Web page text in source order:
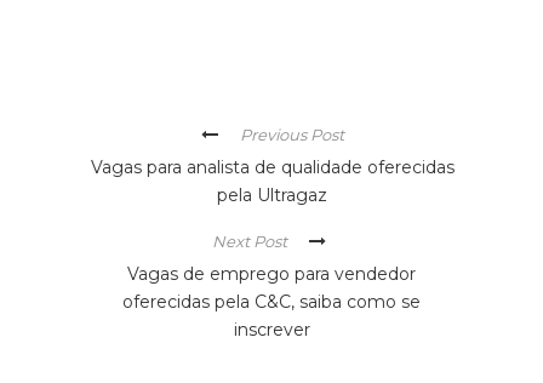
Previous Post
Vagas para analista de qualidade oferecidas
pela Ultragaz
Next Post
Vagas de emprego para vendedor
oferecidas pela C&C, saiba como se
inscrever